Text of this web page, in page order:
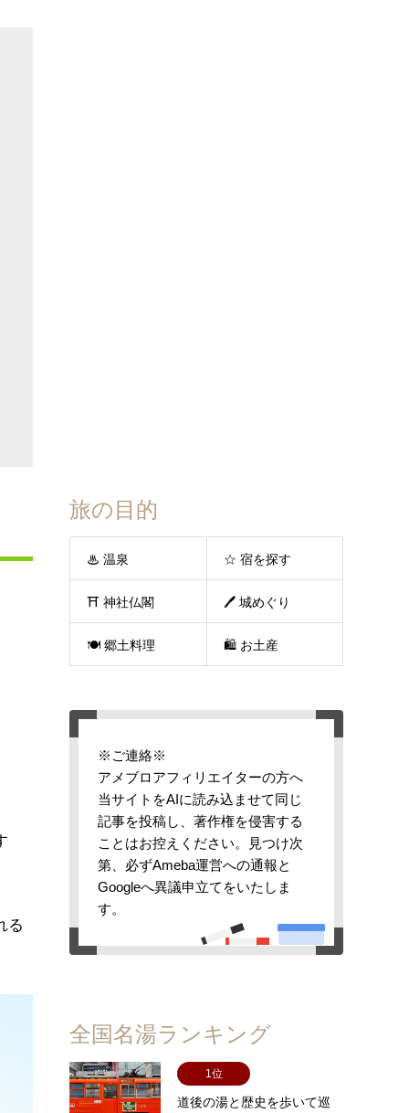
る
旅の目的
♨ 温泉 ☆ 宿を探す
⛩ 神社仏閣 🖊 城めぐり
🍽 郷土料理 🛍 お土産
※ご連絡※
アメブロアフィリエイターの方へ
当サイトをAIに読み込ませて同じ
記事を投稿し、著作権を侵害する
ことはお控えください。見つけ次
第、必ずAmeba運営への通報と
Googleへ異議申立てをいたしま
す。
全国名湯ランキング
1位
道後の湯と歴史を歩いて巡